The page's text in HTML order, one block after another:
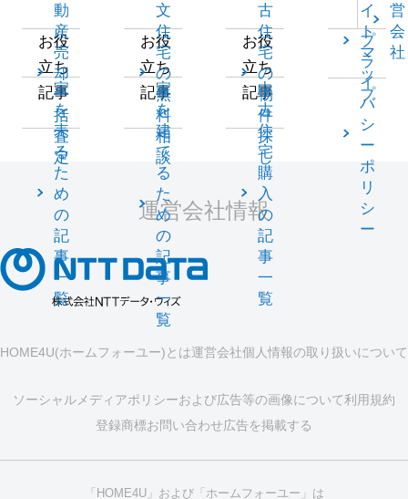
動
産
売
却
一
括
査
定
お役
立ち
記事
家
を
売
る
た
め
の
記
事
一
覧
文
住
宅
の
無
料
相
談
お役
立ち
記事
家
を
建
て
る
た
め
の
記
事
一
覧
古
住
宅
の
物
件
探
し
お役
立ち
記事
中
古
住
宅
購
入
の
記
事
一
覧
イ
ト
マ
ッ
プ
営
会
社
プ
ラ
イ
バ
シ
ー
ポ
リ
シ
ー
運営会社情報
HOME4U(ホームフォーユー)とは運営会社個人情報の取り扱いについて
ソーシャルメディアポリシーおよび広告等の画像について利用規約
登録商標お問い合わせ広告を掲載する
「HOME4U」および「ホームフォーユー」は